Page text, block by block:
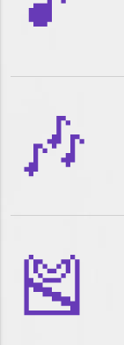
🎶
🎽